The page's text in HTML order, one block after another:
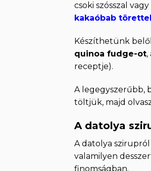
csoki szósszal vagy
kakaóbab törettel
Készíthetünk
quinoa fudge-ot,
receptje).
A legegyszerűbb,
töltjük, majd
A datolya
A datolya
valamilyen
finomságban.